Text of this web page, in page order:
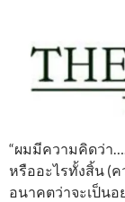
“ผมมีความคิดว่า
หรืออะไรทั้งสิ้น (
อนาคตว่าจะเป็นอ